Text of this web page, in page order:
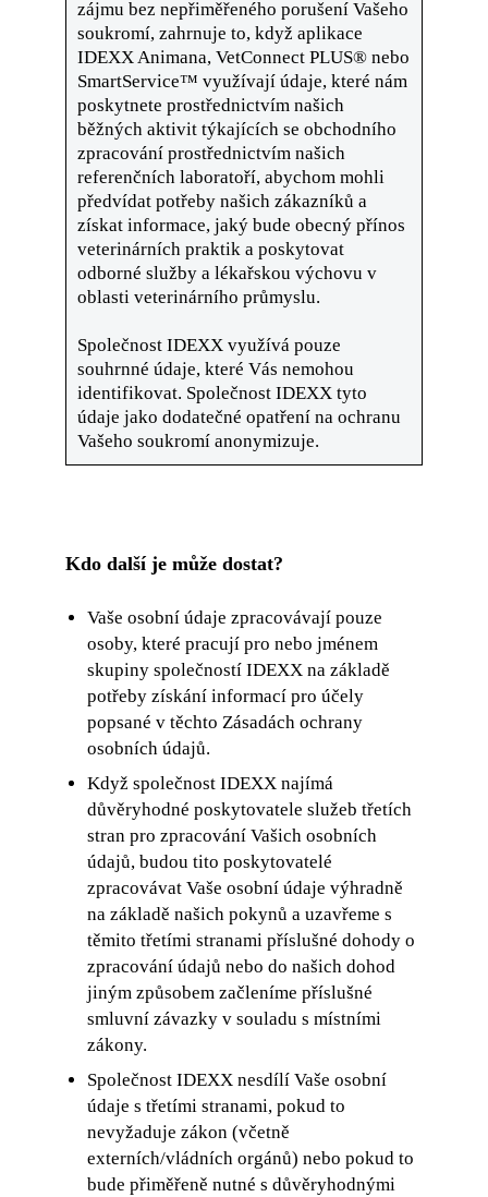
zájmu bez nepřiměřeného porušení Vašeho
soukromí, zahrnuje to, když aplikace
IDEXX Animana, VetConnect PLUS® nebo
SmartService™ využívají údaje, které nám
poskytnete prostřednictvím našich
běžných aktivit týkajících se obchodního
zpracování prostřednictvím našich
referenčních laboratoří, abychom mohli
předvídat potřeby našich zákazníků a
získat informace, jaký bude obecný přínos
veterinárních praktik a poskytovat
odborné služby a lékařskou výchovu v
oblasti veterinárního průmyslu.
Společnost IDEXX využívá pouze
souhrnné údaje, které Vás nemohou
identifikovat. Společnost IDEXX tyto
údaje jako dodatečné opatření na ochranu
Vašeho soukromí anonymizuje.
Kdo další je může dostat?
Vaše osobní údaje zpracovávají pouze
osoby, které pracují pro nebo jménem
skupiny společností IDEXX na základě
potřeby získání informací pro účely
popsané v těchto Zásadách ochrany
osobních údajů.
Když společnost IDEXX najímá
důvěryhodné poskytovatele služeb třetích
stran pro zpracování Vašich osobních
údajů, budou tito poskytovatelé
zpracovávat Vaše osobní údaje výhradně
na základě našich pokynů a uzavřeme s
těmito třetími stranami příslušné dohody o
zpracování údajů nebo do našich dohod
jiným způsobem začleníme příslušné
smluvní závazky v souladu s místními
zákony.
Společnost IDEXX nesdílí Vaše osobní
údaje s třetími stranami, pokud to
nevyžaduje zákon (včetně
externích/vládních orgánů) nebo pokud to
bude přiměřeně nutné s důvěryhodnými